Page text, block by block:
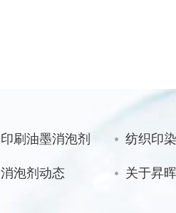
印刷油墨消泡剂 纺织印
消泡剂动态 关于昇晖